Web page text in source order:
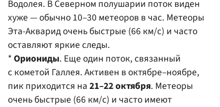
Водолея. В Северном полушарии поток виден
хуже — обычно 10–30 метеоров в час. Метеоры
Эта-Акварид очень быстрые (66 км/с) и часто
оставляют яркие следы.
* Ориониды. Еще один поток, связанный
с кометой Галлея. Активен в октябре–ноябре,
пик приходится на21–22 октября. Метеоры
очень быстрые (66 км/с) и часто имеют